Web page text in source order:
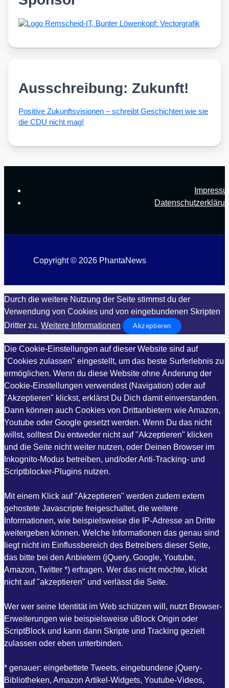
Ausschreibung: Zukunft!
Posi­ti­ve Zukunfts­vi­sio­nen – schreibt Geschich­ten wie sie
die CDU nicht mag!
Copyright © 2026 PhantaNews
Durch die weitere Nutzung der Seite stimmst du der
Verwendung von Cookies und von eingebundenen Skripten
Dritter zu. Weitere Informationen Akzeptieren
Die Cookie-Einstellungen auf dieser Website sind auf
"Cookies zulassen" eingestellt, um das beste Surferlebnis zu
ermöglichen. Wenn du diese Website ohne Änderung der
Cookie-Einstellungen verwendest (Navigation) oder auf
"Akzeptieren" klickst, erklärst Du Dich damit einverstanden.
Dann können auch Cookies von Drittanbietern wie Amazon,
Youtube oder Google gesetzt werden. Wenn Du das nicht
willst, solltest Du entweder nicht auf "Akzeptieren" klicken
und die Seite nicht weiter nutzen, oder Deinen Browser im
Inkognito-Modus betreiben, und/oder Anti-Tracking- und
Scriptblocker-Plugins nutzen.
Mit einem Klick auf "Akzeptieren" werden zudem extern
gehostete Javascripte freigeschaltet, die weitere
Informationen, wie beispielsweise die IP-Adresse an Dritte
weitergeben können. Welche Informationen das genau sind
liegt nicht im Einflussbereich des Betreibers dieser Seite,
das bitte bei den Anbietern (jQuery, Google, Youtube,
Amazon, Twitter *) erfragen. Wer das nicht möchte, klickt
nicht auf "akzeptieren" und verlässt die Seite.
Wer wer seine Identität im Web schützen will, nutzt Browser-
Erweiterungen wie beispielsweise uBlock Origin oder
ScriptBlock und kann dann Skripte und Tracking gezielt
zulassen oder eben unterbinden.
* genauer: eingebettete Tweets, eingebundene jQuery-
Bibliotheken, Amazon Artikel-Widgets, Youtube-Videos,